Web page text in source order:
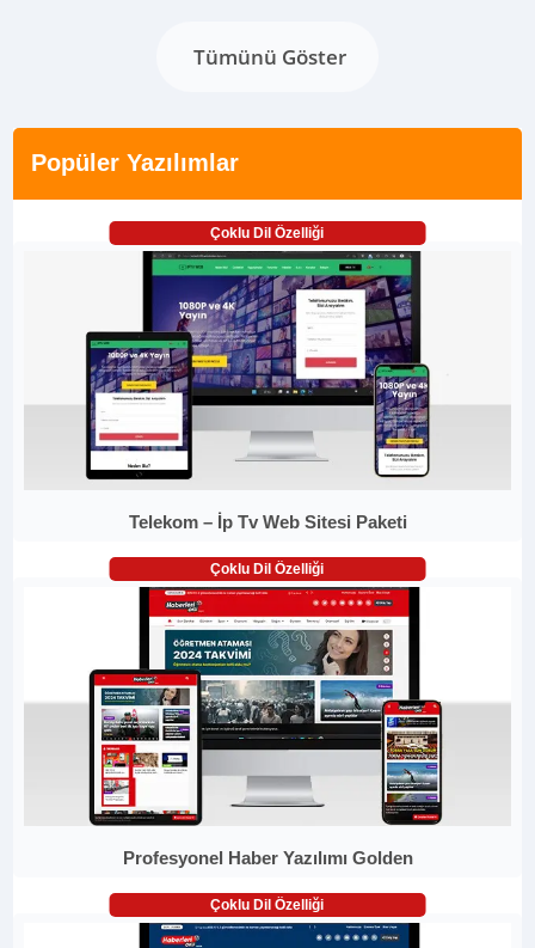
Tümünü Göster
Popüler Yazılımlar
Çoklu Dil Özelliği
Telekom – İp Tv Web Sitesi Paketi
Çoklu Dil Özelliği
Profesyonel Haber Yazılımı Golden
Çoklu Dil Özelliği